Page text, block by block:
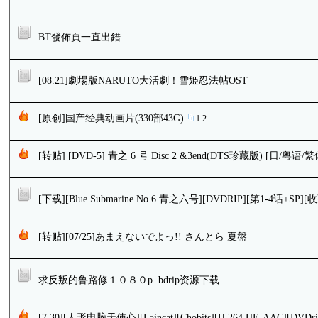
BT發佈頁一直出錯
[08.21]劇場版NARUTO大活劇！雪姫忍法帖OST
[原创]国产经典动画片(330部43G) 1 2
[转贴] [DVD-5] 青之 6 号 Disc 2 &3end(DTS珍藏版) [日/粤语/繁
[下载][Blue Submarine No.6 青之六号][DVDRIP][第1-4话+SP][
[转贴][07/25]あまえないでよっ!! さんとら 夏盤
求反叛的鲁路修１０８０p bdrip资源下载